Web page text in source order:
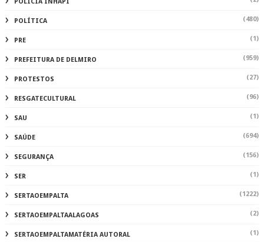
POLÍCIA INHAPI
POLÍTICA (480)
PRE (1)
PREFEITURA DE DELMIRO (959)
PROTESTOS (27)
RESGATECULTURAL (96)
SAU (1)
SAÚDE (694)
SEGURANÇA (156)
SER (1)
SERTAOEMPALTA (1222)
SERTAOEMPALTAALAGOAS (2)
SERTAOEMPALTAMATÉRIA AUTORAL (1)